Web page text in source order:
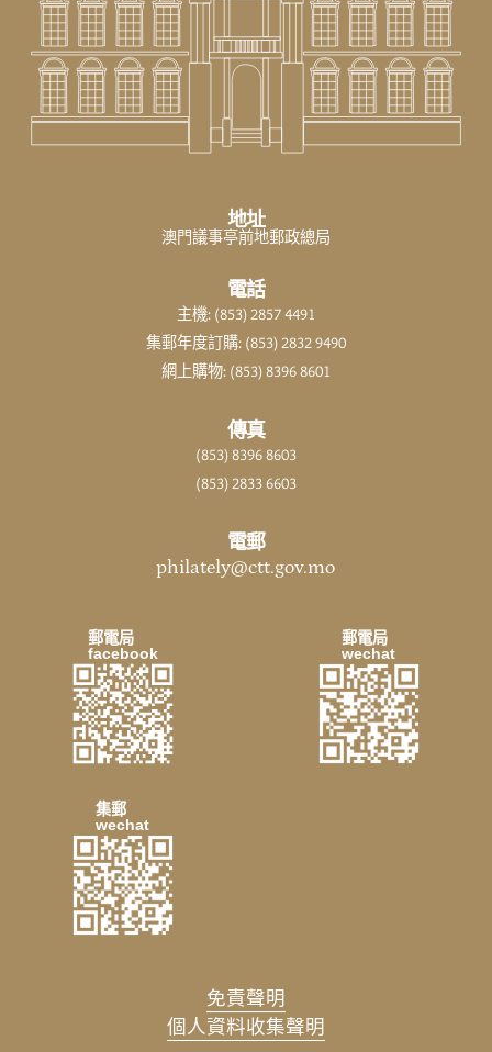
免責聲明
個人資料收集聲明
郵電局
facebook
郵電局
wechat
集郵
wechat
地址
澳門議事亭前地郵政總局
電話
主機: (853) 2857 4491
集郵年度訂購: (853) 2832 9490
網上購物: (853) 8396 8601
傳真
(853) 8396 8603
(853) 2833 6603
電郵
philately@ctt.gov.mo